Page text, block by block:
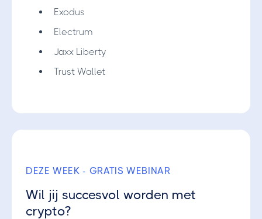
Exodus
Electrum
Jaxx Liberty
Trust Wallet
DEZE WEEK - GRATIS WEBINAR
Wil jij succesvol worden met
crypto?